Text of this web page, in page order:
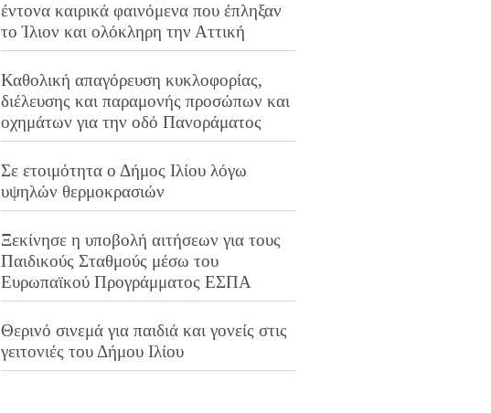
έντονα καιρικά φαινόμενα που έπληξαν
το Ίλιον και ολόκληρη την Αττική
Καθολική απαγόρευση κυκλοφορίας,
διέλευσης και παραμονής προσώπων και
οχημάτων για την οδό Πανοράματος
Σε ετοιμότητα ο Δήμος Ιλίου λόγω
υψηλών θερμοκρασιών
Ξεκίνησε η υποβολή αιτήσεων για τους
Παιδικούς Σταθμούς μέσω του
Ευρωπαϊκού Προγράμματος ΕΣΠΑ
Θερινό σινεμά για παιδιά και γονείς στις
γειτονιές του Δήμου Ιλίου